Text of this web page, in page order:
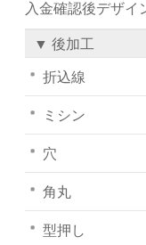
入金確認後デザイ
▼ 後加工
折込線
ミシン
穴
角丸
型押し